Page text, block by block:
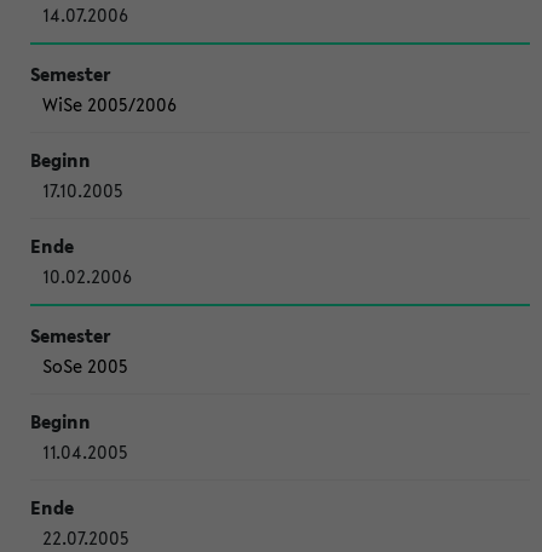
14.07.2006
WiSe 2005/2006
17.10.2005
10.02.2006
SoSe 2005
11.04.2005
22.07.2005